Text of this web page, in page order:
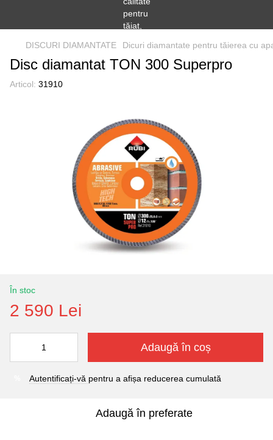
DISCURI DIAMANTATE Dicuri diamantate pentru tăierea cu
Disc diamantat TON 300 Superpro
Articol: 31910
În stoc
2 590 Lei
Adaugă în coș
Autentificați-vă pentru a afișa reducerea cumulată
Adaugă în preferate